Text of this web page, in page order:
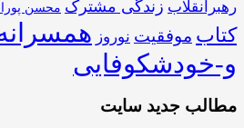
رهبرانقلاب زندگی مشترک محسن
کتاب موفقیت نوروز
و-خودشکوفایی
مطالب جدید سایت